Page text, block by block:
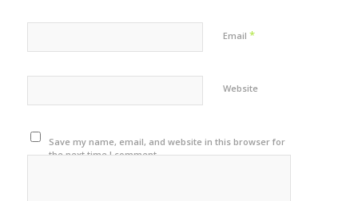
Email *
Website
Save my name, email, and website in this browser for
the next time I comment.